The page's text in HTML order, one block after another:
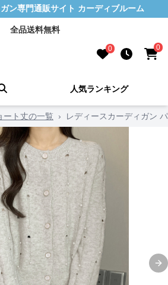
ン専門通販サイト カーディブルーム
全品送料無料
0 0
人気ランキング
ート丈の一覧 › レディースカーディガン